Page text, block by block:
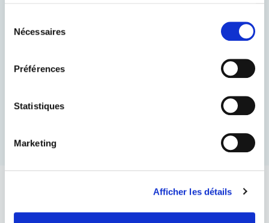
Nécessaires
Préférences
Statistiques
Marketing
Afficher les détails
Résine à chaud. Cuisson 20 minutes
ARTICULATING PAPER